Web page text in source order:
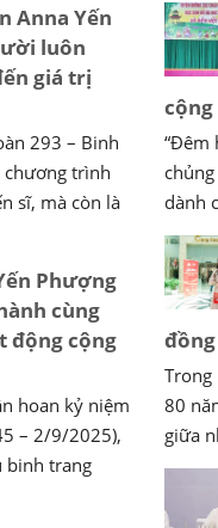
Anna Yến
luôn
giá trị
293 – Binh
chương trình
sĩ, mà còn là
Phượng
cùng
động cộng
hoan kỷ niệm
– 2/9/2025),
binh trang
“Đêm
dành
đồng
Trong
80
giữa